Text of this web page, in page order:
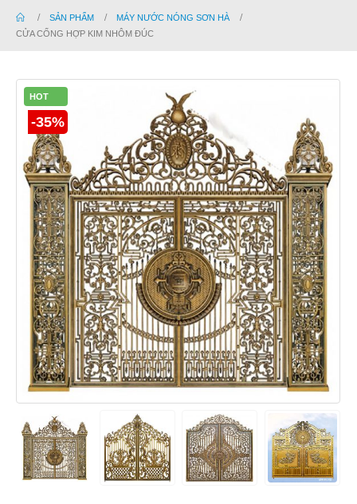
SẢN PHẨM
MÁY NƯỚC NÓNG SƠN HÀ
CỬA CỔNG HỢP KIM NHÔM ĐÚC
HOT
-35%